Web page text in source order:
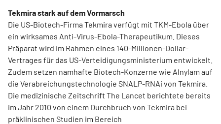
Tekmira stark auf dem Vormarsch
Die US-Biotech-Firma Tekmira verfügt mit TKM-Ebola über
ein wirksames Anti-Virus-Ebola-Therapeutikum. Dieses
Präparat wird im Rahmen eines 140-Millionen-Dollar-
Vertrages für das US-Verteidigungsministerium entwickelt.
Zudem setzen namhafte Biotech-Konzerne wie Alnylam auf
die Verabreichungstechnologie SNALP-RNAi von Tekmira.
Die medizinische Zeitschrift The Lancet berichtete bereits
im Jahr 2010 von einem Durchbruch von Tekmira bei
präklinischen Studien im Bereich